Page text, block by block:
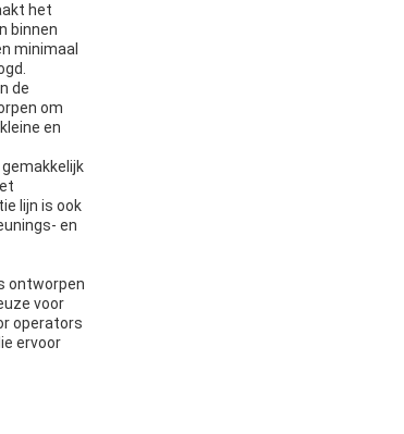
het
binnen
minimaal
de
om
en
lijn is ook
en
ontworpen
voor
operators
ervoor